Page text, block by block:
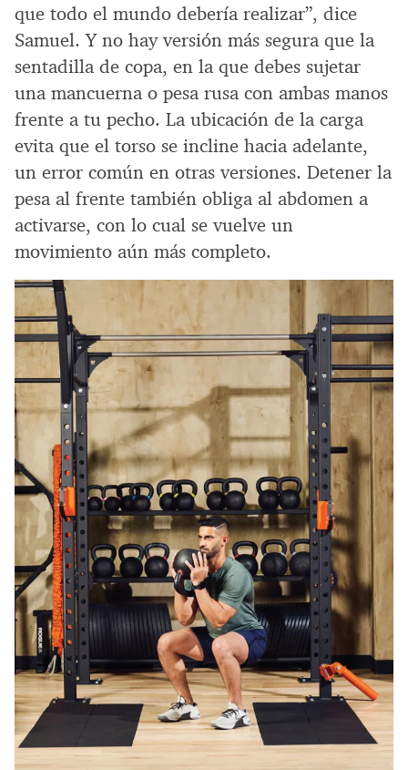
que todo el mundo debería realizar”, dice
Samuel. Y no hay versión más segura que la
sentadilla de copa, en la que debes sujetar
una mancuerna o pesa rusa con ambas manos
frente a tu pecho. La ubicación de la carga
evita que el torso se incline hacia adelante,
un error común en otras versiones. Detener la
pesa al frente también obliga al abdomen a
activarse, con lo cual se vuelve un
movimiento aún más completo.